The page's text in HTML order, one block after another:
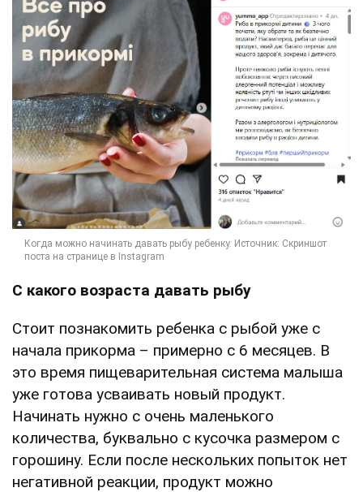
С какого возраста давать рыбу
Стоит познакомить ребенка с рыбой уже с
начала прикорма – примерно с 6 месяцев. В
это время пищеварительная система малыша
уже готова усваивать новый продукт.
Начинать нужно с очень маленького
количества, буквально с кусочка размером с
горошину. Если после нескольких попыток нет
негативной реакции, продукт можно